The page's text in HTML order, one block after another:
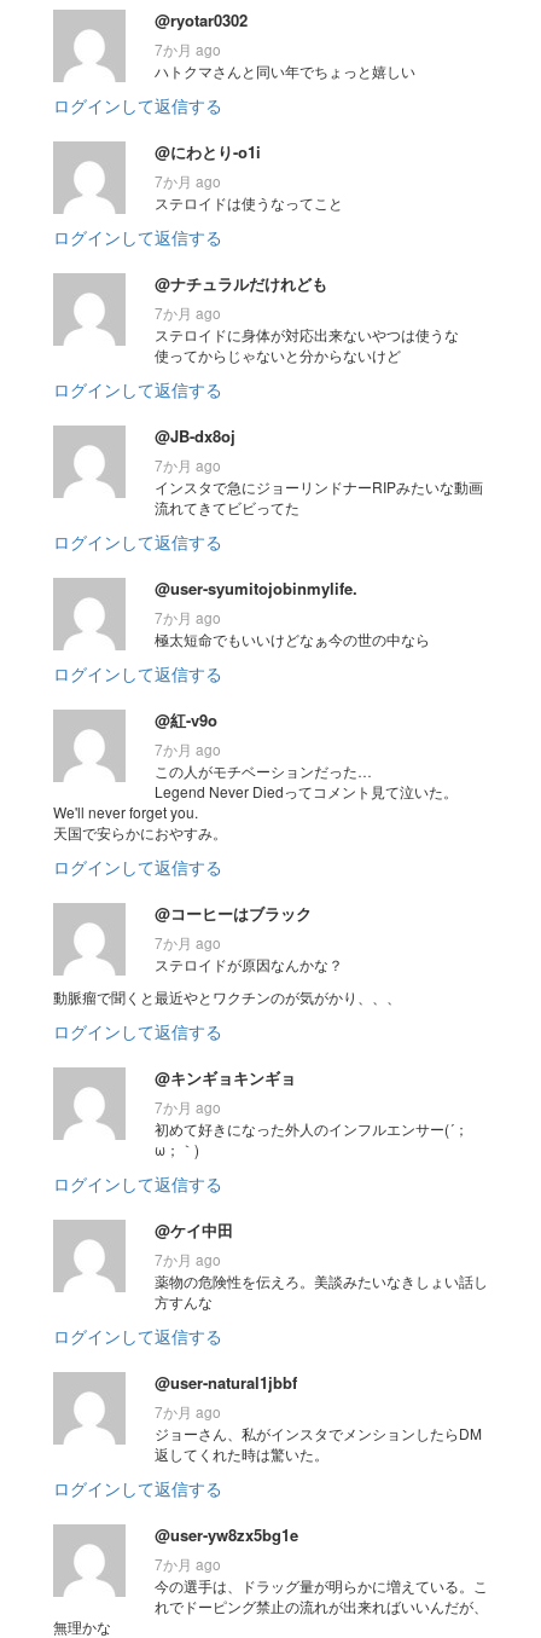
@ryotar0302
7か月 ago
ハトクマさんと同い年でちょっと嬉しい
ログインして返信する
@にわとり-o1i
7か月 ago
ステロイドは使うなってこと
ログインして返信する
@ナチュラルだけれども
7か月 ago
ステロイドに身体が対応出来ないやつは使うな
使ってからじゃないと分からないけど
ログインして返信する
@JB-dx8oj
7か月 ago
インスタで急にジョーリンドナーRIPみたいな動画
流れてきてビビってた
ログインして返信する
@user-syumitojobinmylife.
7か月 ago
極太短命でもいいけどなぁ今の世の中なら
ログインして返信する
@紅-v9o
7か月 ago
この人がモチベーションだった…
Legend Never Diedってコメント見て泣いた。
We'll never forget you.
天国で安らかにおやすみ。
ログインして返信する
@コーヒーはブラック
7か月 ago
ステロイドが原因なんかな？
動脈瘤で聞くと最近やとワクチンのが気がかり、、、
ログインして返信する
@キンギョキンギョ
7か月 ago
初めて好きになった外人のインフルエンサー(´；
ω；｀)
ログインして返信する
@ケイ中田
7か月 ago
薬物の危険性を伝えろ。美談みたいなきしょい話し
方すんな
ログインして返信する
@user-natural1jbbf
7か月 ago
ジョーさん、私がインスタでメンションしたらDM
返してくれた時は驚いた。
ログインして返信する
@user-yw8zx5bg1e
7か月 ago
今の選手は、ドラッグ量が明らかに増えている。こ
れでドーピング禁止の流れが出来ればいいんだが、
無理かな